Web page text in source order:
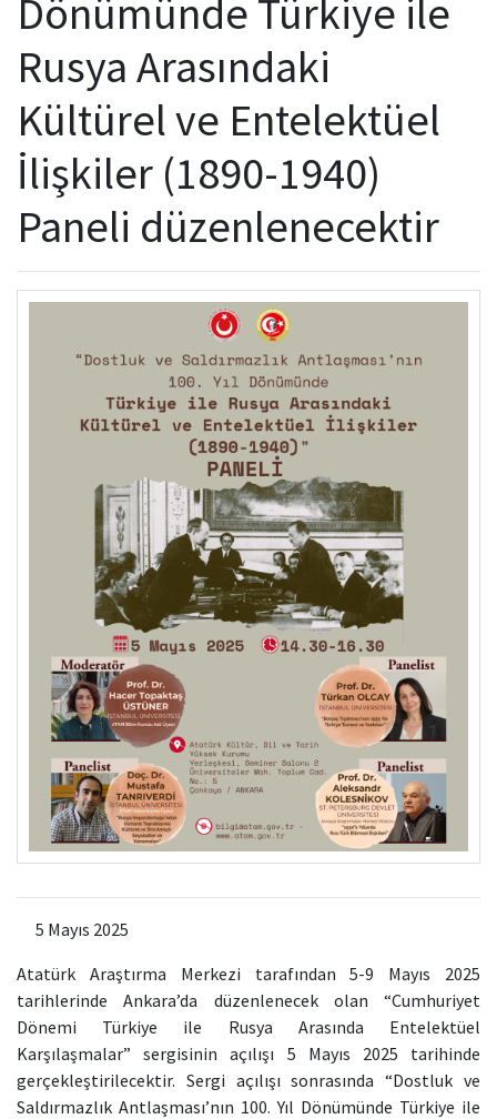
Dönümünde Türkiye ile
Rusya Arasındaki
Kültürel ve Entelektüel
İlişkiler (1890-1940)
Paneli düzenlenecektir
5 Mayıs 2025
Atatürk Araştırma Merkezi tarafından 5-9 Mayıs 2025
tarihlerinde Ankara’da düzenlenecek olan “Cumhuriyet
Dönemi Türkiye ile Rusya Arasında Entelektüel
Karşılaşmalar” sergisinin açılışı 5 Mayıs 2025 tarihinde
gerçekleştirilecektir. Sergi açılışı sonrasında “Dostluk ve
Saldırmazlık Antlaşması’nın 100. Yıl Dönümünde Türkiye ile
Hizmet Envanteri
Uluslararası Yayıncılık
Ödüller
Başvurular